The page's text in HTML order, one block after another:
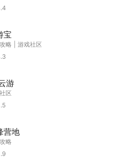
宝
略
游戏社区
游
区
营地
略